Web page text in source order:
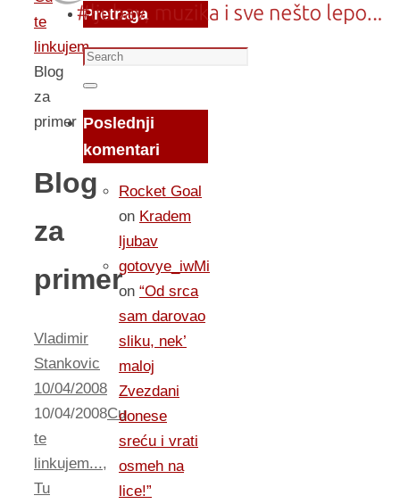
te
linkujem...
Blog
za
primer
Blog
za
primer
Vladimir
Stankovic
10/04/2008
10/04/2008Cu
te
linkujem...,
Tu
Pretraga
Search
for:
Search
Poslednji
komentari
Rocket Goal
on Kradem
ljubav
gotovye_iwMi
on “Od srca
sam darovao
sliku, nek’
maloj
Zvezdani
donese
sreću i vrati
osmeh na
lice!”